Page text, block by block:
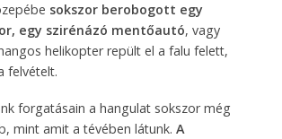
sokszor berobogott egy
egy szirénázó mentőautó, vagy
helikopter repült el a falu felett,
felvételt.
forgatásain a hangulat sokszor még
mint amit a tévében látunk. A